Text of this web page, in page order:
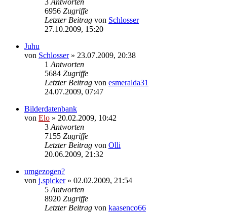
6956 Zugriffe
Letzter Beitrag von Schlosser
27.10.2009, 15:20
Juhu
von Schlosser» 23.07.2009, 20:38
1 Antworten
5684 Zugriffe
Letzter Beitrag von esmeralda31
24.07.2009, 07:47
Bilderdatenbank
von Elo » 20.02.2009, 10:42
3 Antworten
7155 Zugriffe
Letzter Beitrag von Olli
20.06.2009, 21:32
umgezogen?
von j.spicker» 02.02.2009, 21:54
5 Antworten
8920 Zugriffe
Letzter Beitrag von kaasenco66